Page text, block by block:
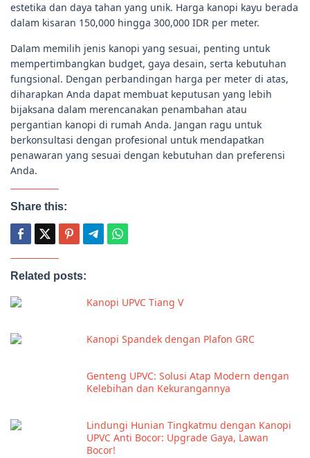
estetika dan daya tahan yang unik. Harga kanopi kayu berada
dalam kisaran 150,000 hingga 300,000 IDR per meter.
Dalam memilih jenis kanopi yang sesuai, penting untuk
mempertimbangkan budget, gaya desain, serta kebutuhan
fungsional. Dengan perbandingan harga per meter di atas,
diharapkan Anda dapat membuat keputusan yang lebih
bijaksana dalam merencanakan penambahan atau
pergantian kanopi di rumah Anda. Jangan ragu untuk
berkonsultasi dengan profesional untuk mendapatkan
penawaran yang sesuai dengan kebutuhan dan preferensi
Anda.
Share this:
Related posts:
Kanopi UPVC Tiang V
Kanopi Spandek dengan Plafon GRC
Genteng UPVC: Solusi Atap Modern dengan
Kelebihan dan Kekurangannya
Lindungi Hunian Tingkatmu dengan Kanopi
UPVC Anti Bocor: Upgrade Gaya, Lawan
Bocor!